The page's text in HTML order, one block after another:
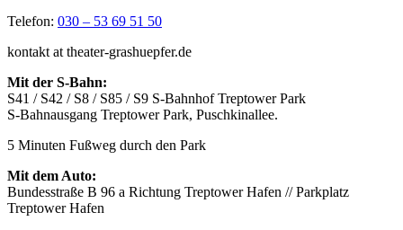
Telefon: 030 – 53 69 51 50
kontakt at theater-grashuepfer.de
Mit der S-Bahn:
S41 / S42 / S8 / S85 / S9 S-Bahnhof Treptower Park
S-Bahnausgang Treptower Park, Puschkinallee.
5 Minuten Fußweg durch den Park
Mit dem Auto:
Bundesstraße B 96 a Richtung Treptower Hafen // Parkplatz
Treptower Hafen